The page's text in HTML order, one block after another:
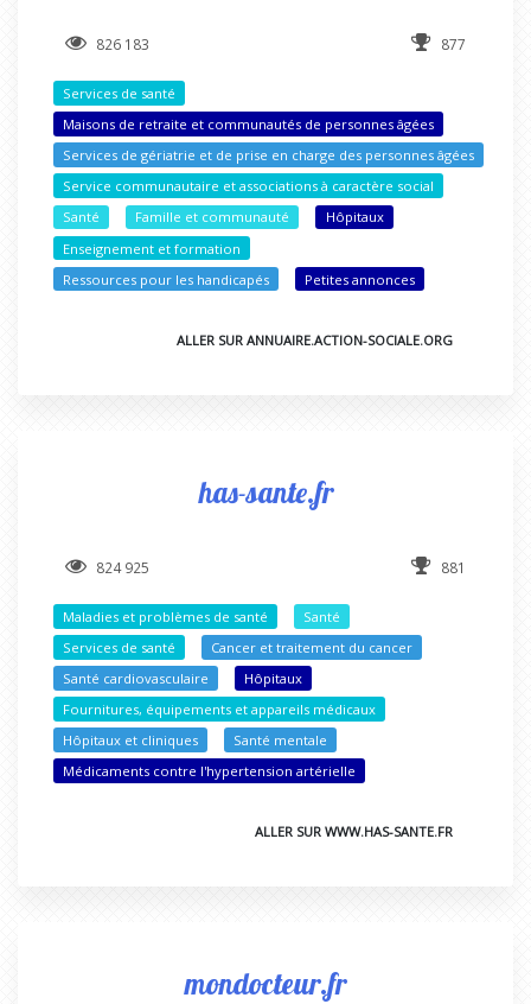
826 183 877
Services de santé
Maisons de retraite et communautés de personnes âgées
Services de gériatrie et de prise en charge des personnes âgées
Service communautaire et associations à caractère social
Santé
Famille et communauté
Hôpitaux
Enseignement et formation
Ressources pour les handicapés
Petites annonces
ALLER SUR ANNUAIRE.ACTION-SOCIALE.ORG
has-sante.fr
824 925 881
Maladies et problèmes de santé
Santé
Services de santé
Cancer et traitement du cancer
Santé cardiovasculaire
Hôpitaux
Fournitures, équipements et appareils médicaux
Hôpitaux et cliniques
Santé mentale
Médicaments contre l'hypertension artérielle
ALLER SUR WWW.HAS-SANTE.FR
mondocteur.fr